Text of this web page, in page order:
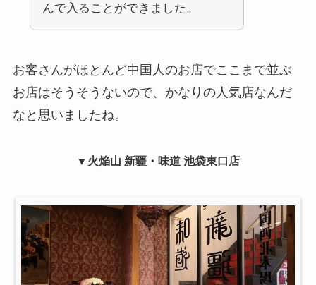
んで入ることができました。
お客さんがほとんど中国人のお店でここまで並ぶ
お店はそうそうないので、かなりの人気店なんだ
なと思いましたね。
▼ 火焔山 新疆・味道 池袋東口店